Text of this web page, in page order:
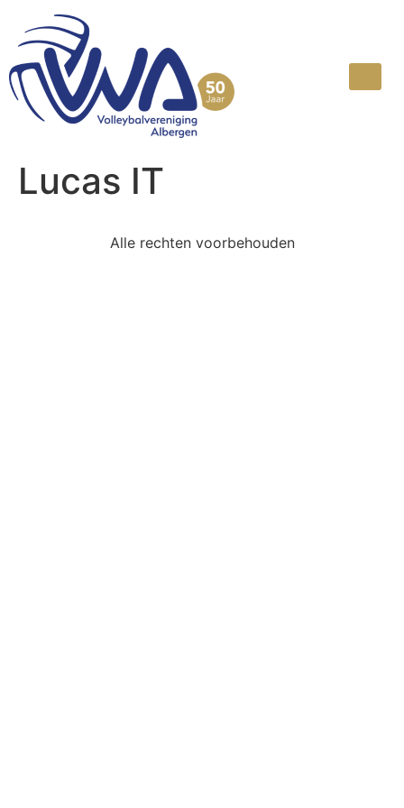
Lucas IT
Alle rechten voorbehouden